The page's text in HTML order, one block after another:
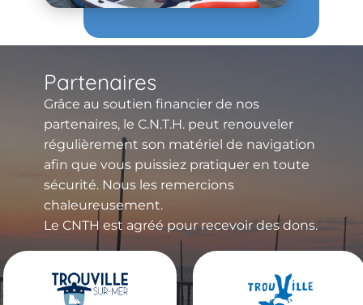
Partenaires
Grâce au soutien financier de nos
partenaires, le C.N.T.H. peut renouveler
régulièrement son matériel de navigation
afin que vous puissiez pratiquer en toute
sécurité. Nous les remercions
chaleureusement.
Le CNTH est agréé pour recevoir des dons.